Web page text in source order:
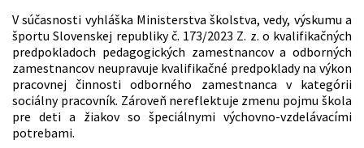
V súčasnosti vyhláška Ministerstva školstva, vedy, výskumu a
športu Slovenskej republiky č. 173/2023 Z. z. o kvalifikačných
predpokladoch pedagogických zamestnancov a odborných
zamestnancov neupravuje kvalifikačné predpoklady na výkon
pracovnej činnosti odborného zamestnanca v kategórii
sociálny pracovník. Zároveň nereflektuje zmenu pojmu škola
pre deti a žiakov so špeciálnymi výchovno-vzdelávacími
potrebami.